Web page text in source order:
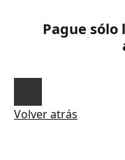
Pague
Volver atrás